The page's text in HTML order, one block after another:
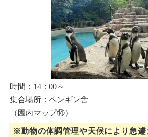
時間：14：00～
集合場所：ペンギン舎
（園内マップ⑭）
※動物の体調管理や天候により急遽